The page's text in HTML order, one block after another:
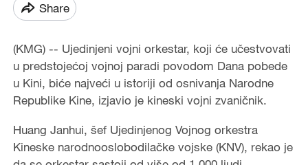
Share
(KMG) -- Ujedinjeni vojni orkestar, koji će učestvovati
u predstojećoj vojnoj paradi povodom Dana pobede
u Kini, biće najveći u istoriji od osnivanja Narodne
Republike Kine, izjavio je kineski vojni zvaničnik.
Huang Janhui, šef Ujedinjenog Vojnog orkestra
Kineske narodnooslobodilačke vojske (KNV), rekao je